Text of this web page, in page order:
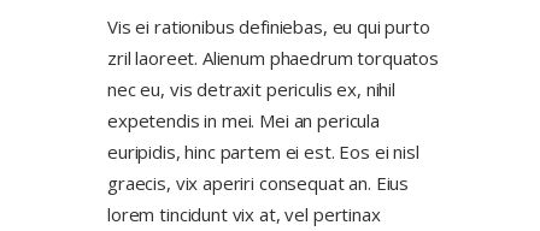
Vis ei rationibus definiebas, eu qui purto
zril laoreet. Alienum phaedrum torquatos
nec eu, vis detraxit periculis ex, nihil
expetendis in mei. Mei an pericula
euripidis, hinc partem ei est. Eos ei nisl
graecis, vix aperiri consequat an. Eius
lorem tincidunt vix at, vel pertinax